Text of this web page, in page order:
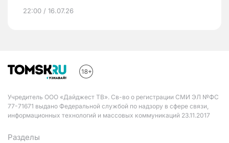
22:00 / 16.07.26
Учредитель ООО «Дайджест ТВ». Св-во о регистрации СМИ ЭЛ №ФС
77-71671 выдано Федеральной службой по надзору в сфере связи,
информационных технологий и массовых коммуникаций 23.11.2017
Разделы